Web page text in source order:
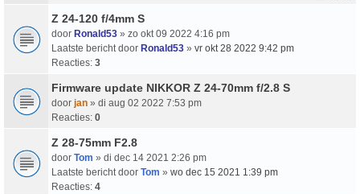
Z 24-120 f/4mm S
door Ronald53 » zo okt 09 2022 4:16 pm
Laatste bericht door Ronald53 » vr okt 28 2022 9:42 pm
Reacties: 3
Firmware update NIKKOR Z 24-70mm f/2.8 S
door jan » di aug 02 2022 7:53 pm
Reacties: 0
Z 28-75mm F2.8
door Tom » di dec 14 2021 2:26 pm
Laatste bericht door Tom » wo dec 15 2021 1:39 pm
Reacties: 4